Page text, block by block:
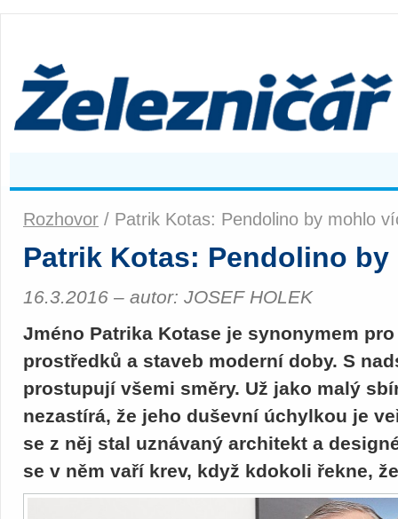
Rozhovor / Patrik Kotas: Pendolino by mohlo
Patrik Kotas: Pendolino
16.3.2016 – autor: JOSEF HOLEK
Jméno Patrika Kotase je synonymem
prostředků a staveb moderní doby. S
prostupují všemi směry. Už jako malý
nezastírá, že jeho duševní úchylkou je
se z něj stal uznávaný architekt a
se v něm vaří krev, když kdokoli řekne,